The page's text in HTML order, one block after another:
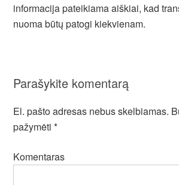
informacija pateikiama aiškiai, kad
nuoma būtų patogi kiekvienam.
Parašykite komentarą
El. pašto adresas nebus skelbiamas.
pažymėti*
Komentaras